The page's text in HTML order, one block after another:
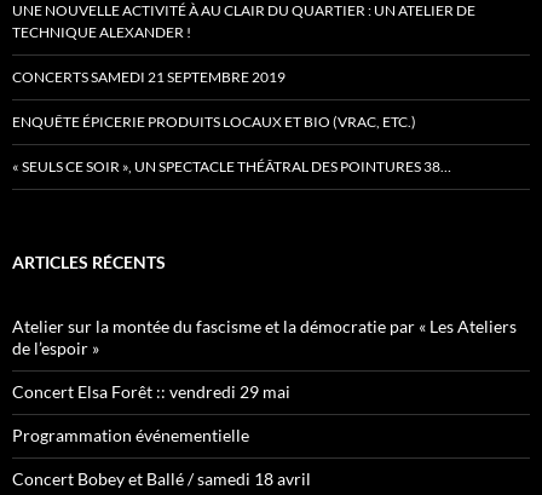
UNE NOUVELLE ACTIVITÉ À AU CLAIR DU QUARTIER : UN ATELIER DE
TECHNIQUE ALEXANDER !
CONCERTS SAMEDI 21 SEPTEMBRE 2019
ENQUÊTE ÉPICERIE PRODUITS LOCAUX ET BIO (VRAC, ETC.)
« SEULS CE SOIR », UN SPECTACLE THÉÂTRAL DES POINTURES 38…
ARTICLES RÉCENTS
Atelier sur la montée du fascisme et la démocratie par « Les Ateliers
de l’espoir »
Concert Elsa Forêt :: vendredi 29 mai
Programmation événementielle
Concert Bobey et Ballé / samedi 18 avril